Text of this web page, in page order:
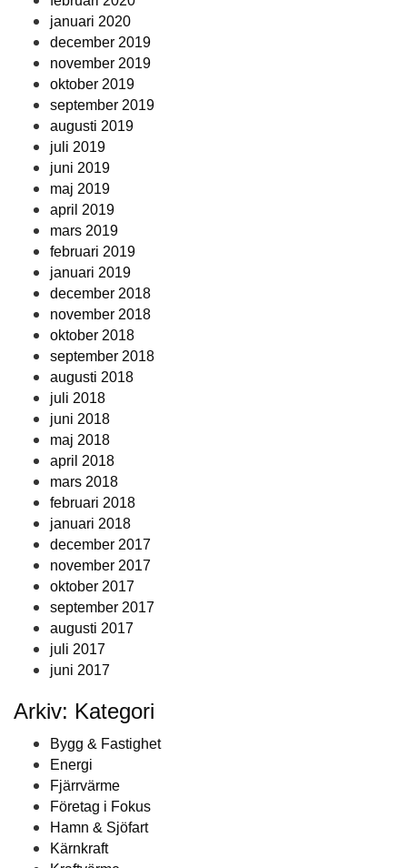
januari 2020
december 2019
november 2019
oktober 2019
september 2019
augusti 2019
juli 2019
juni 2019
maj 2019
april 2019
mars 2019
februari 2019
januari 2019
december 2018
november 2018
oktober 2018
september 2018
augusti 2018
juli 2018
juni 2018
maj 2018
april 2018
mars 2018
februari 2018
januari 2018
december 2017
november 2017
oktober 2017
september 2017
augusti 2017
juli 2017
juni 2017
Arkiv: Kategori
Bygg & Fastighet
Energi
Fjärrvärme
Företag i Fokus
Hamn & Sjöfart
Kärnkraft